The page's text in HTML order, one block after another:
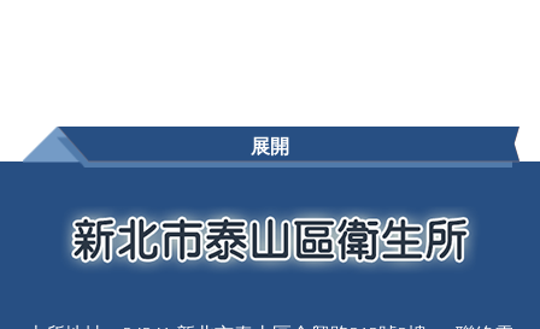
展開